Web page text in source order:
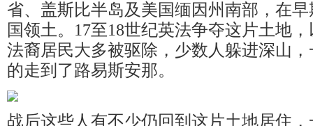
省、盖斯比半岛及美国缅因州南部，在
国领土。17至18世纪英法争夺这片土地
法裔居民大多被驱除，少数人躲进深山
的走到了路易斯安那。
战后这些人有不少仍回到这片土地居住